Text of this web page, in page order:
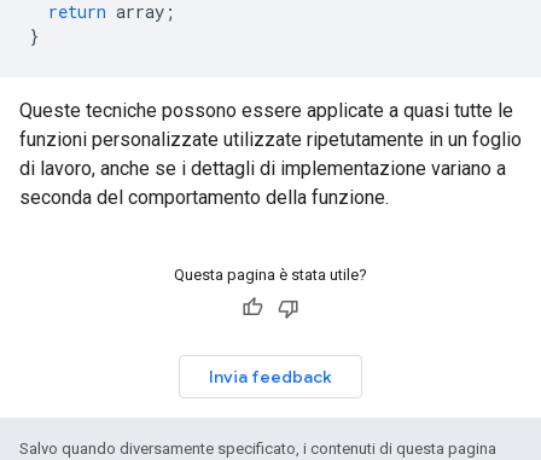
return array ;
}
Queste tecniche possono essere applicate a quasi tutte le
funzioni personalizzate utilizzate ripetutamente in un foglio
di lavoro, anche se i dettagli di implementazione variano a
seconda del comportamento della funzione.
Questa pagina è stata utile?
Invia feedback
Salvo quando diversamente specificato, i contenuti di questa pagina